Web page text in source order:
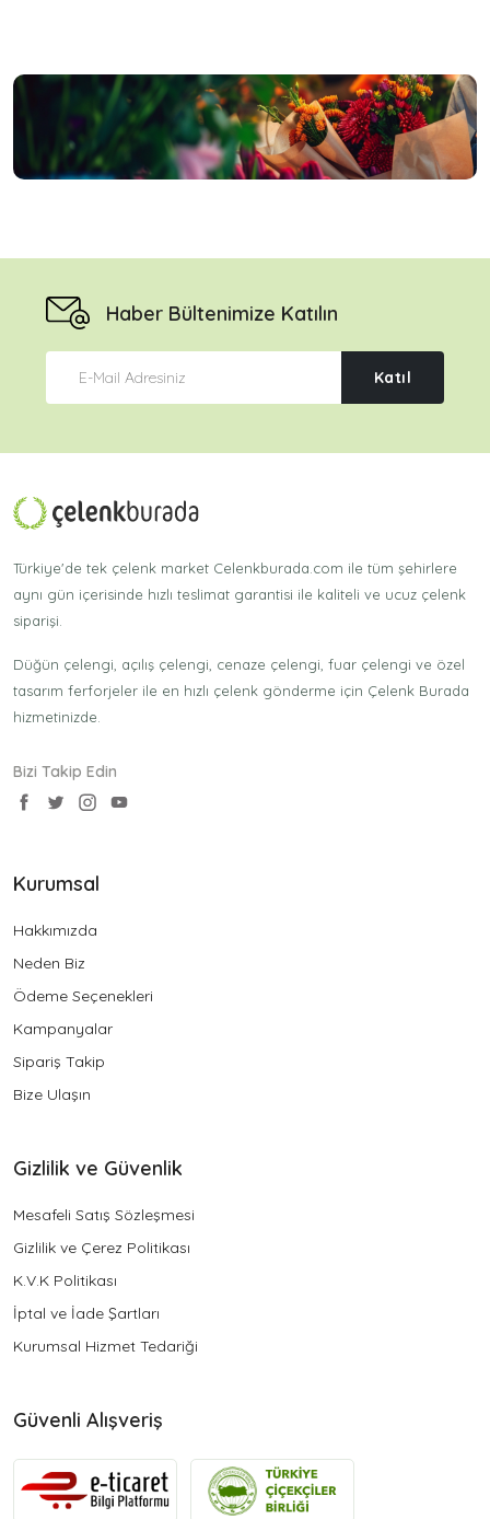
Haber Bültenimize Katılın
Katıl
Türkiye'de tek çelenk market Celenkburada.com ile tüm şehirlere
aynı gün içerisinde hızlı teslimat garantisi ile kaliteli ve ucuz çelenk
siparişi.
Düğün çelengi, açılış çelengi, cenaze çelengi, fuar çelengi ve özel
tasarım ferforjeler ile en hızlı çelenk gönderme için Çelenk Burada
hizmetinizde.
Bizi Takip Edin
Kurumsal
Hakkımızda
Neden Biz
Ödeme Seçenekleri
Kampanyalar
Sipariş Takip
Bize Ulaşın
Gizlilik ve Güvenlik
Mesafeli Satış Sözleşmesi
Gizlilik ve Çerez Politikası
K.V.K Politikası
İptal ve İade Şartları
Kurumsal Hizmet Tedariği
Güvenli Alışveriş